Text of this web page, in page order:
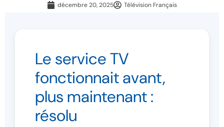
décembre 20, 2025 Télévision Français
Le service TV
fonctionnait avant,
plus maintenant :
résolu